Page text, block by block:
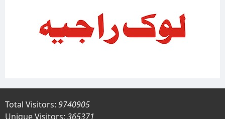
Total Visitors: 9740905
Unique Visitors: 365371